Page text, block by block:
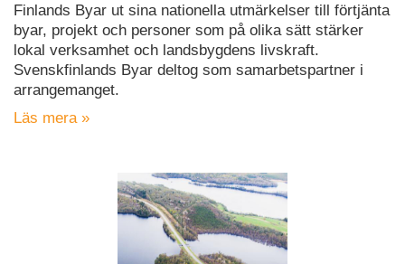
Finlands Byar ut sina nationella utmärkelser till förtjänta
byar, projekt och personer som på olika sätt stärker
lokal verksamhet och landsbygdens livskraft.
Svenskfinlands Byar deltog som samarbetspartner i
arrangemanget.
Läs mera »